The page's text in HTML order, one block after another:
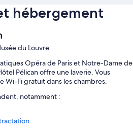
hébergement
du Louvre
Opéra de Paris et Notre-Dame de
Pélican offre une laverie. Vous
Wi-Fi gratuit dans les chambres.
notamment :